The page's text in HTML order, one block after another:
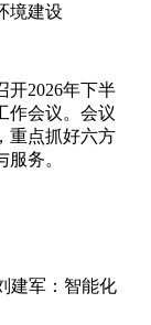
境建设
开2026年下半
作会议。会议
重点抓好六方
务。
建军：智能化